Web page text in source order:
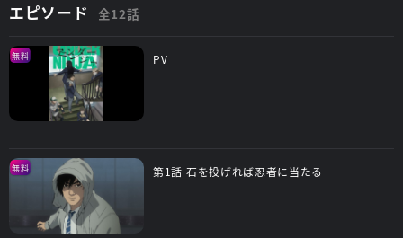
エピソード 全12話
無料 PV
無料 第1話 石を投げれば忍者に当たる